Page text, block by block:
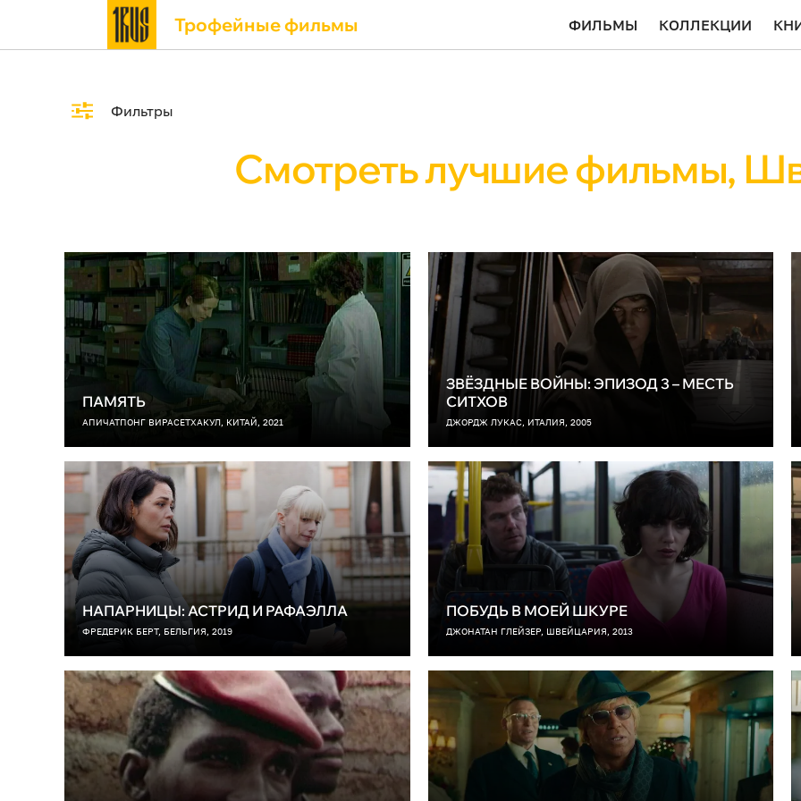
Трофейные фильмы ФИЛЬМЫ КОЛЛЕКЦИИ
Фильтры
Смотреть лучшие фильмы,
ПАМЯТЬ
АПИЧАТПОНГ ВИРАСЕТХАКУЛ, КИТАЙ, 2021
ЗВЁЗДНЫЕ ВОЙНЫ: ЭПИЗОД 3 – МЕСТЬ
СИТХОВ
ДЖОРДЖ ЛУКАС, ИТАЛИЯ, 2005
НАПАРНИЦЫ: АСТРИД И РАФАЭЛЛА
ФРЕДЕРИК БЕРТ, БЕЛЬГИЯ, 2019
ПОБУДЬ В МОЕЙ ШКУРЕ
ДЖОНАТАН ГЛЕЙЗЕР, ШВЕЙЦАРИЯ, 2013